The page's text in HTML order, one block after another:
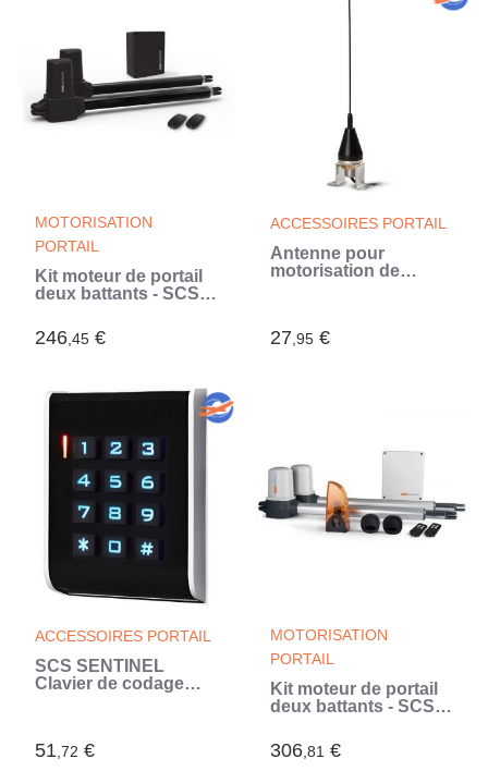
MOTORISATION
PORTAIL
Kit moteur de portail
deux battants - SCS
SimplyOpen 1+ - A
vérins - Jusqu'a 150
246,45 €
ACCESSOIRES PORTAIL
Antenne pour
motorisation de
27,95 €
ACCESSOIRES PORTAIL
SCS SENTINEL
Clavier de codage
51,72 €
MOTORISATION
PORTAIL
Kit moteur de portail
deux battants - SCS
OpenGate 1 - Jusqu'a
200 kg par vantail et 4
306,81 €